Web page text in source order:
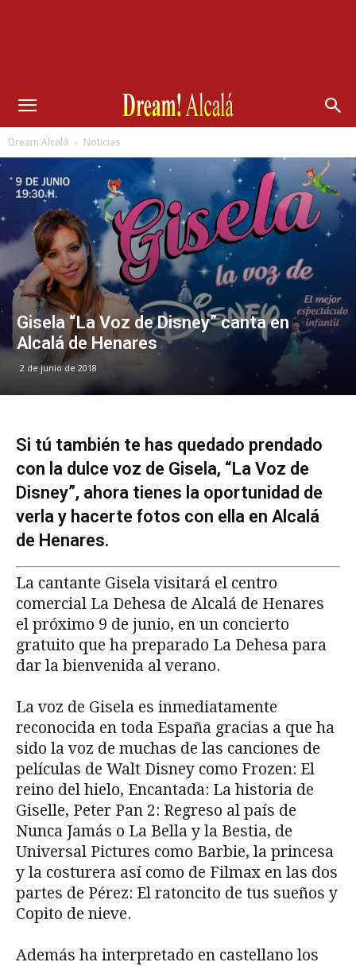
Dream Alcalá Noticias
Gisela “La Voz de Disney” canta en
Alcalá de Henares
2 de junio de 2018
Si tú también te has quedado prendado
con la dulce voz de Gisela, “La Voz de
Disney”, ahora tienes la oportunidad de
verla y hacerte fotos con ella en Alcalá
de Henares.
La cantante Gisela visitará el centro
comercial La Dehesa de Alcalá de Henares
el próximo 9 de junio, en un concierto
gratuito que ha preparado La Dehesa para
dar la bienvenida al verano.
La voz de Gisela es inmediatamente
reconocida en toda España gracias a que ha
sido la voz de muchas de las canciones de
películas de Walt Disney como Frozen: El
reino del hielo, Encantada: La historia de
Giselle, Peter Pan 2: Regreso al país de
Nunca Jamás o La Bella y la Bestia, de
Universal Pictures como Barbie, la princesa
y la costurera​ así como de Filmax en las dos
partes de Pérez: El ratoncito de tus sueños​ y
Copito de nieve.
Además ha interpretado en castellano los